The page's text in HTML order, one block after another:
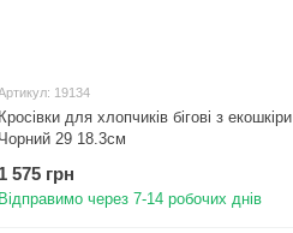
19134
Кросівки для хлопчиків бігові з екошкіри
Чорний 29 18.3см
1 575 грн
Відправимо через 7-14 робочих днів